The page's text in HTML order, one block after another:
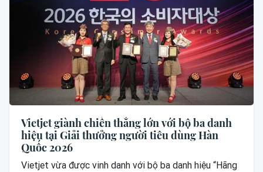
Vietjet giành chiến thắng lớn với bộ ba danh
hiệu tại Giải thưởng người tiêu dùng Hàn
Quốc 2026
Vietjet vừa được vinh danh với bộ ba danh hiệu “Hãng